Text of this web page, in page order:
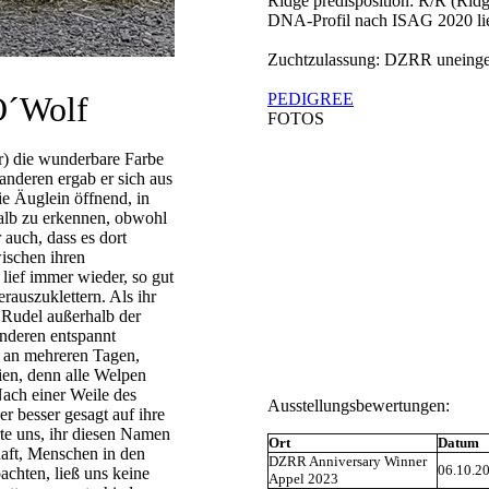
DNA-Profil nach ISAG 2020
Zuchtzulassung: DZRR
PEDIGREE
FOTOS
die wunderbare Farbe
ergab er sich aus
Äuglein öffnend, in
zu erkennen, obwohl
dass es dort
ihren
immer wieder, so gut
Als ihr
außerhalb der
entspannt
mehreren Tagen,
denn alle Welpen
einer Weile des
besser gesagt auf ihre
uns, ihr diesen Namen
Menschen in den
ließ uns keine
Ausstellungsbewertungen:
Ort
Datum
DZRR Anniversary Winner
Appel 2023